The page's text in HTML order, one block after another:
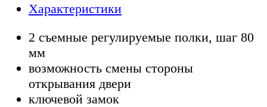
Характеристики
2 съемные регулируемые полки, шаг 80
мм
возможность смены стороны
открывания двери
ключевой замок